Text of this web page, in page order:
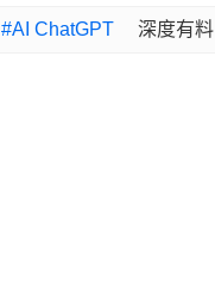
#AI ChatGPT 深度有料